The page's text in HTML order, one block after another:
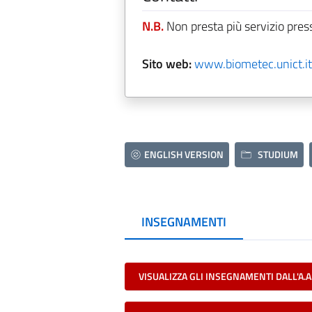
N.B.Non presta più servizio
Sito web:
ENGLISH VERSION STUDIUM
INSEGNAMENTI
VISUALIZZA GLI INSEGNAMENTI